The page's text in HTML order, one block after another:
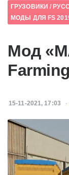
ГРУЗОВИКИ /
МОДЫ ДЛЯ FS
Мод
15-11-2021, 17:03